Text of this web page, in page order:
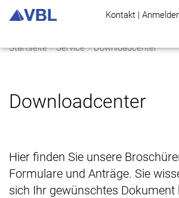
Kontakt |
Startseite Service Downloadcenter
Downloadcenter
Hier finden Sie unsere
Formulare und Anträge. Sie
sich Ihr gewünschtes Dokument